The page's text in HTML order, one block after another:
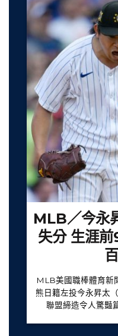
MLB／今永
失分 生涯
MLB美國職棒體育
熊日籍左投今永昇太
聯盟締造令人驚豔